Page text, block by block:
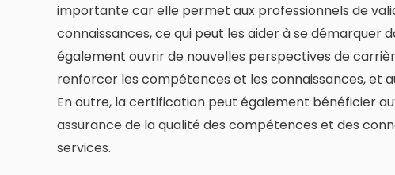
importante car elle permet aux professionnels de
connaissances, ce qui peut les aider à se démarquer
également ouvrir de nouvelles perspectives de
renforcer les compétences et les connaissances, et
En outre, la certification peut également bénéficier
assurance de la qualité des compétences et des
services.